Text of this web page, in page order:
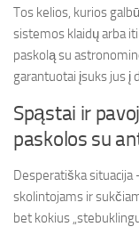
Tos kelios, kurios
sistemos klaidų arba
paskolą su
garantuotai įsuks jus į
Spąstai ir
paskolos su
Desperatiška
skolintojams ir
bet kokius